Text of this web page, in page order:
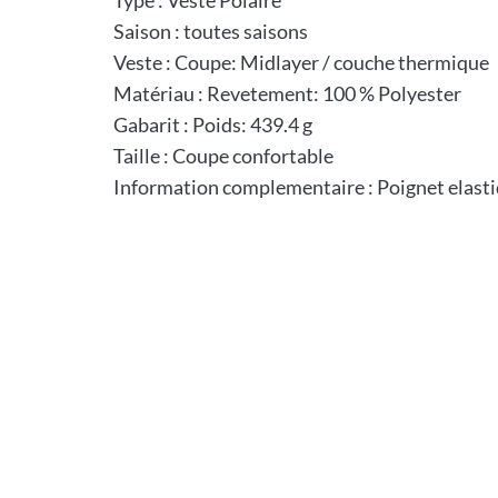
Saison : toutes saisons
Veste : Coupe: Midlayer / couche thermique
Matériau : Revetement: 100 % Polyester
Gabarit : Poids: 439.4 g
Taille : Coupe confortable
Information complementaire : Poignet